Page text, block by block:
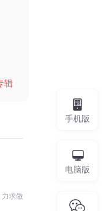
辑
求做
手机版
电脑版